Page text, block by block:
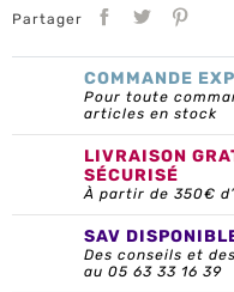
Partager
COMMANDE
Pour toute
articles en stock
LIVRAISON
SÉCURISÉ
À partir de 350€
SAV
Des conseils et
au 05 63 33 16 39